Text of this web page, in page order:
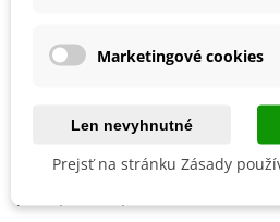
potom sa odstraňuje nadzemná
sezónu sa nechávajú iba nové a
v chladnej
Ako balíme cibuľoviny?
Každý druh cibuliek je označený
Marketingové cookies
Len nevyhnutné
Prejsť na stránku Zásady